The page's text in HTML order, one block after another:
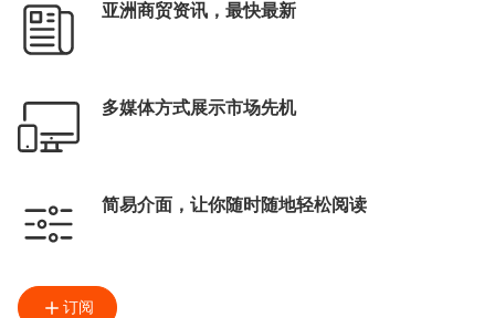
亚洲商贸资讯，最快最新
多媒体方式展示市场先机
简易介面，让你随时随地轻松阅读
订阅